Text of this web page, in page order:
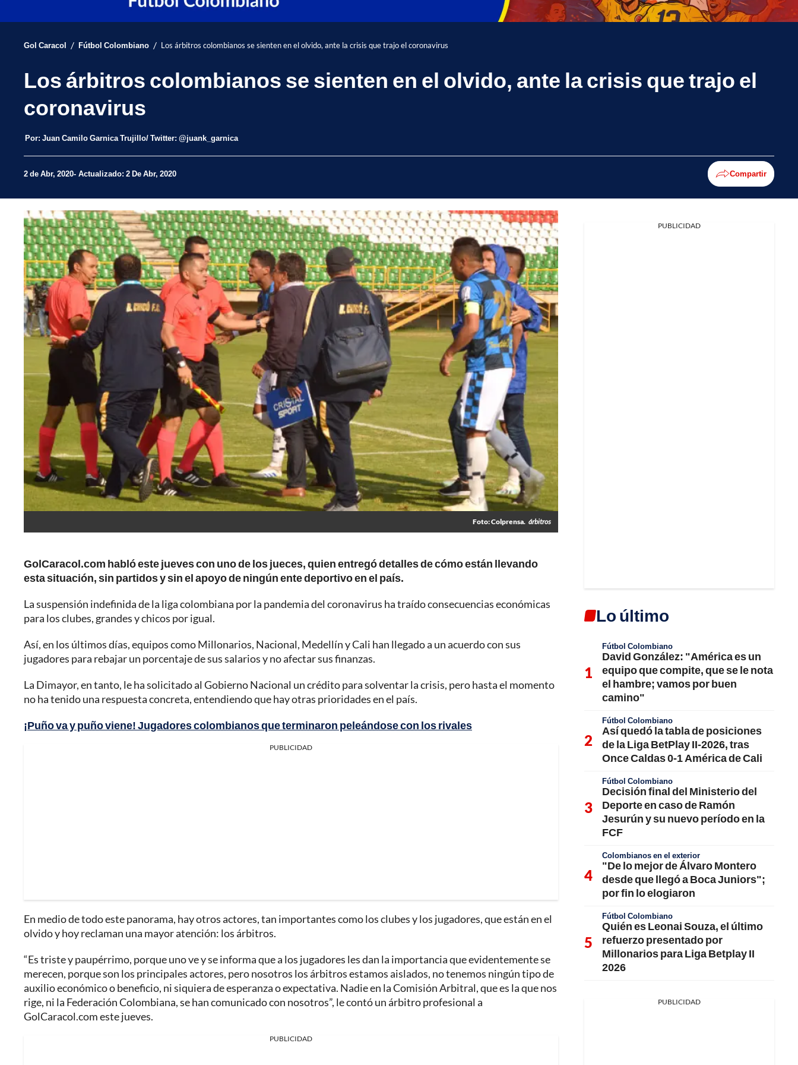
Gol Caracol / Fútbol Colombiano / Los árbitros colombianos se sienten en el olvido, ante la crisis que trajo el coronavirus
Los árbitros colombianos se sienten en el olvido, ante la crisis que trajo el
coronavirus
Por: Juan Camilo Garnica Trujillo/ Twitter: @juank_garnica
2 de Abr, 2020 Actualizado: 2 De Abr, 2020 Compartir
Foto: Colprensa. árbitros
GolCaracol.com habló este jueves con uno de los jueces, quien entregó detalles de cómo están llevando
esta situación, sin partidos y sin el apoyo de ningún ente deportivo en el país.
La suspensión indefinida de la liga colombiana por la pandemia del coronavirus ha traído consecuencias económicas
para los clubes, grandes y chicos por igual.
Así, en los últimos días, equipos como Millonarios, Nacional, Medellín y Cali han llegado a un acuerdo con sus
jugadores para rebajar un porcentaje de sus salarios y no afectar sus finanzas.
La Dimayor, en tanto, le ha solicitado al Gobierno Nacional un crédito para solventar la crisis, pero hasta el momento
no ha tenido una respuesta concreta, entendiendo que hay otras prioridades en el país.
¡Puño va y puño viene! Jugadores colombianos que terminaron peleándose con los rivales
PUBLICIDAD
En medio de todo este panorama, hay otros actores, tan importantes como los clubes y los jugadores, que están en el
olvido y hoy reclaman una mayor atención: los árbitros.
“Es triste y paupérrimo, porque uno ve y se informa que a los jugadores les dan la importancia que evidentemente se
merecen, porque son los principales actores, pero nosotros los árbitros estamos aislados, no tenemos ningún tipo de
auxilio económico o beneficio, ni siquiera de esperanza o expectativa. Nadie en la Comisión Arbitral, que es la que nos
rige, ni la Federación Colombiana, se han comunicado con nosotros”, le contó un árbitro profesional a
GolCaracol.com este jueves.
PUBLICIDAD
PUBLICIDAD
Lo último
Fútbol Colombiano
David González: "América es un
equipo que compite, que se le nota
el hambre; vamos por buen
camino"
Fútbol Colombiano
Así quedó la tabla de posiciones
de la Liga BetPlay II-2026, tras
Once Caldas 0-1 América de Cali
Fútbol Colombiano
Decisión final del Ministerio del
Deporte en caso de Ramón
Jesurún y su nuevo período en la
FCF
Colombianos en el exterior
"De lo mejor de Álvaro Montero
desde que llegó a Boca Juniors";
por fin lo elogiaron
Fútbol Colombiano
Quién es Leonai Souza, el último
refuerzo presentado por
Millonarios para Liga Betplay II
2026
PUBLICIDAD